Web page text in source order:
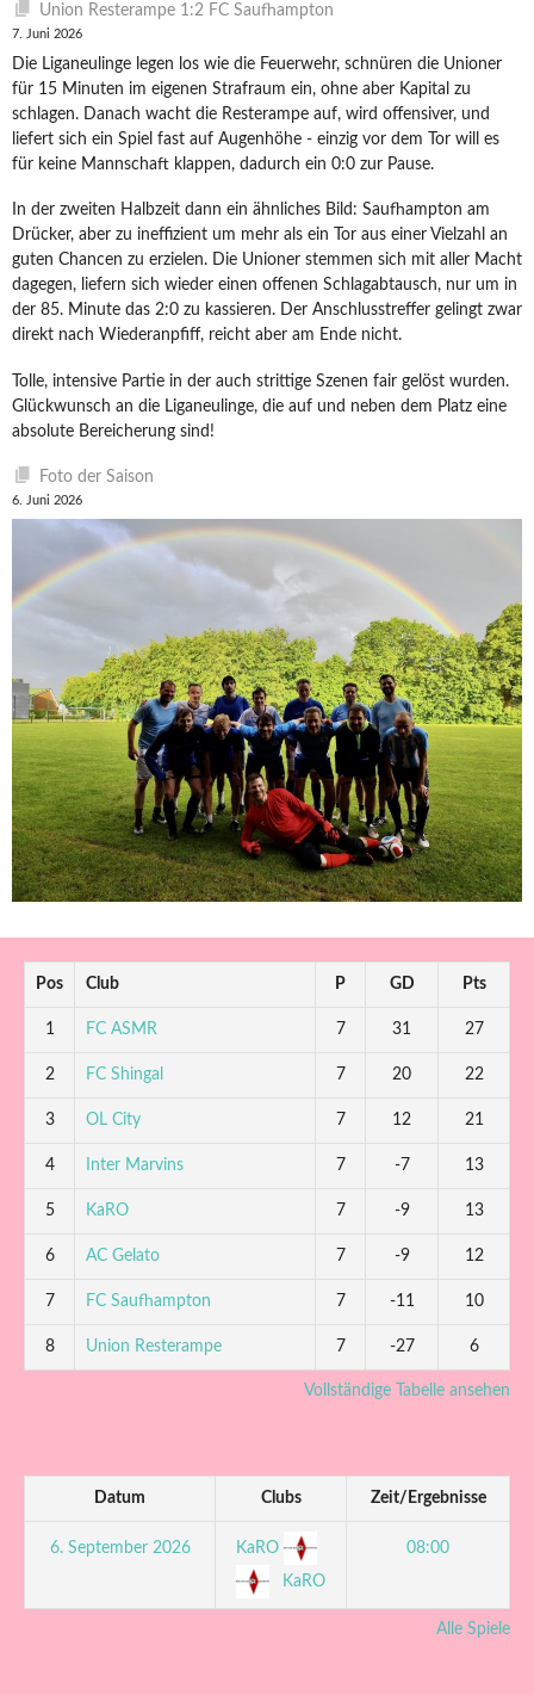
Union Resterampe 1:2 FC Saufhampton
7. Juni 2026
Die Liganeulinge legen los wie die Feuerwehr, schnüren die Unioner
für 15 Minuten im eigenen Strafraum ein, ohne aber Kapital zu
schlagen. Danach wacht die Resterampe auf, wird offensiver, und
liefert sich ein Spiel fast auf Augenhöhe - einzig vor dem Tor will es
für keine Mannschaft klappen, dadurch ein 0:0 zur Pause.
In der zweiten Halbzeit dann ein ähnliches Bild: Saufhampton am
Drücker, aber zu ineffizient um mehr als ein Tor aus einer Vielzahl an
guten Chancen zu erzielen. Die Unioner stemmen sich mit aller Macht
dagegen, liefern sich wieder einen offenen Schlagabtausch, nur um in
der 85. Minute das 2:0 zu kassieren. Der Anschlusstreffer gelingt zwar
direkt nach Wiederanpfiff, reicht aber am Ende nicht.
Tolle, intensive Partie in der auch strittige Szenen fair gelöst wurden.
Glückwunsch an die Liganeulinge, die auf und neben dem Platz eine
absolute Bereicherung sind!
Foto der Saison
6. Juni 2026
Pos Club P GD Pts
1 FC ASMR 7 31 27
2 FC Shingal 7 20 22
3 OL City 7 12 21
4 Inter Marvins 7 -7 13
5 KaRO 7 -9 13
6 AC Gelato 7 -9 12
7 FC Saufhampton 7 -11 10
8 Union Resterampe 7 -27 6
Vollständige Tabelle ansehen
Datum Clubs Zeit/Ergebnisse
6. September 2026
KaRO
KaRO
08:00
Alle Spiele